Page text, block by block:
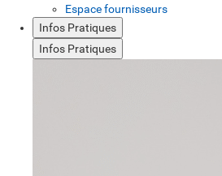
Espace fournisseurs
Infos Pratiques
Infos Pratiques